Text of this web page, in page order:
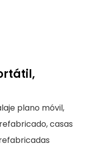
plano móvil,
casas